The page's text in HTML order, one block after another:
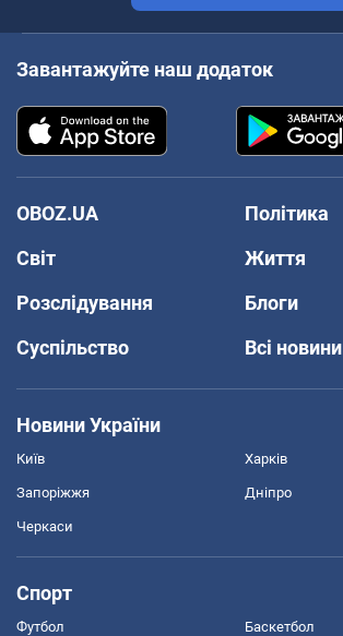
Завантажуйте наш додаток
OBOZ.UA
Політика
Світ
Життя
Розслідування
Блоги
Суспільство
Всі новини
Новини України
Київ Харків
Запоріжжя Дніпро
Черкаси
Спорт
Футбол Баскетбол